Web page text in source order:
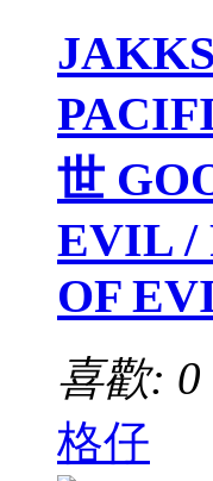
JAKKS
世
EVIL /
OF
喜歡:
格仔